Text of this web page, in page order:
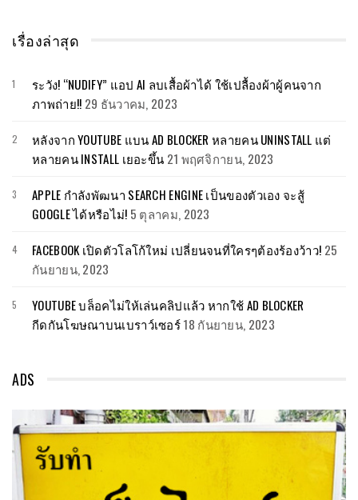
เรื่องล่าสุด
ระวัง! “NUDIFY” แอป AI ลบเสื้อผ้าได้ ใช้เปลื้องผ้าผู้คนจาก
ภาพถ่าย!! 29 ธันวาคม, 2023
หลังจาก YOUTUBE แบน AD BLOCKER หลายคน UNINSTALL แต่
หลายคน INSTALL เยอะขึ้น 21 พฤศจิกายน, 2023
APPLE กำลังพัฒนา SEARCH ENGINE เป็นของตัวเอง จะสู้
GOOGLE ได้หรือไม่! 5 ตุลาคม, 2023
FACEBOOK เปิดตัวโลโก้ใหม่ เปลี่ยนจนที่ใครๆต้องร้องว้าว! 25
กันยายน, 2023
YOUTUBE บล็อคไม่ให้เล่นคลิปแล้ว หากใช้ AD BLOCKER
กีดกันโฆษณาบนเบราว์เซอร์18 กันยายน, 2023
ADS